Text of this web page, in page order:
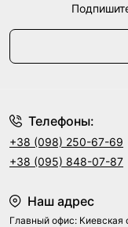
Телефоны:
+38 (098) 250-67-69
+38 (095) 848-07-87
Наш адрес
Главный офис: Киевская